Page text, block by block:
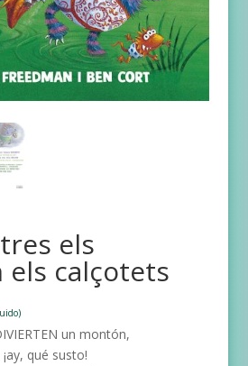
els
els calçotets
un montón,
qué susto!